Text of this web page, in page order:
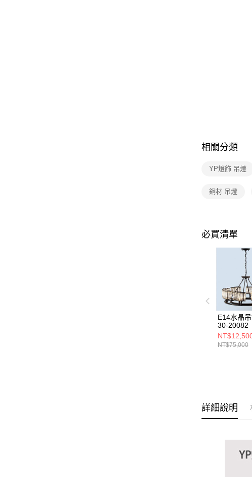
相關分類
YP燈飾 吊燈
鋼材 吊燈
必買清單
E14水晶
30-20082
NT$75,000
詳細說明